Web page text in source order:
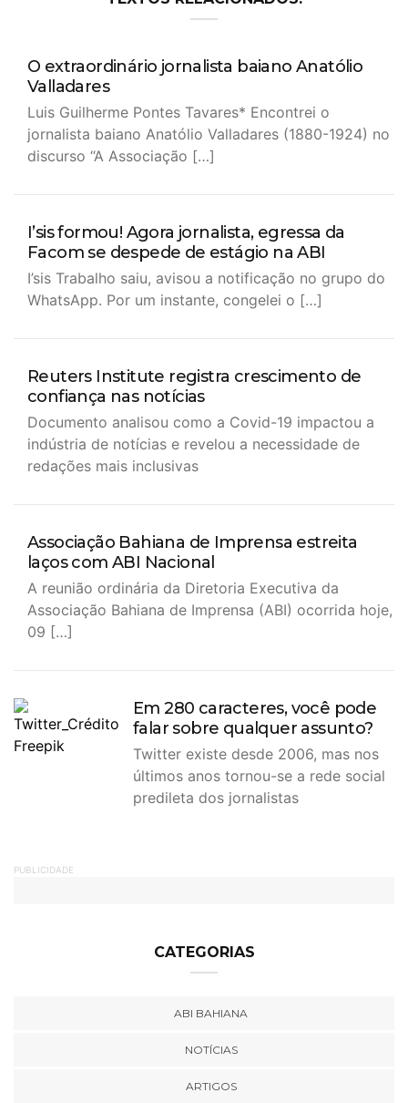
O extraordinário jornalista baiano Anatólio
Valladares
Luis Guilherme Pontes Tavares* Encontrei o
jornalista baiano Anatólio Valladares (1880-1924) no
discurso “A Associação […]
I’sis formou! Agora jornalista, egressa da
Facom se despede de estágio na ABI
I’sis Trabalho saiu, avisou a notificação no grupo do
WhatsApp. Por um instante, congelei o […]
Reuters Institute registra crescimento de
confiança nas notícias
Documento analisou como a Covid-19 impactou a
indústria de notícias e revelou a necessidade de
redações mais inclusivas
Associação Bahiana de Imprensa estreita
laços com ABI Nacional
A reunião ordinária da Diretoria Executiva da
Associação Bahiana de Imprensa (ABI) ocorrida hoje,
09 […]
Em 280 caracteres, você pode
falar sobre qualquer assunto?
Twitter existe desde 2006, mas nos
últimos anos tornou-se a rede social
predileta dos jornalistas
PUBLICIDADE
CATEGORIAS
ABI BAHIANA
NOTÍCIAS
ARTIGOS